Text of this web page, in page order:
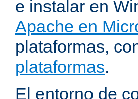
e instalar en
Apache en
plataformas,
plataformas.
El entorno de